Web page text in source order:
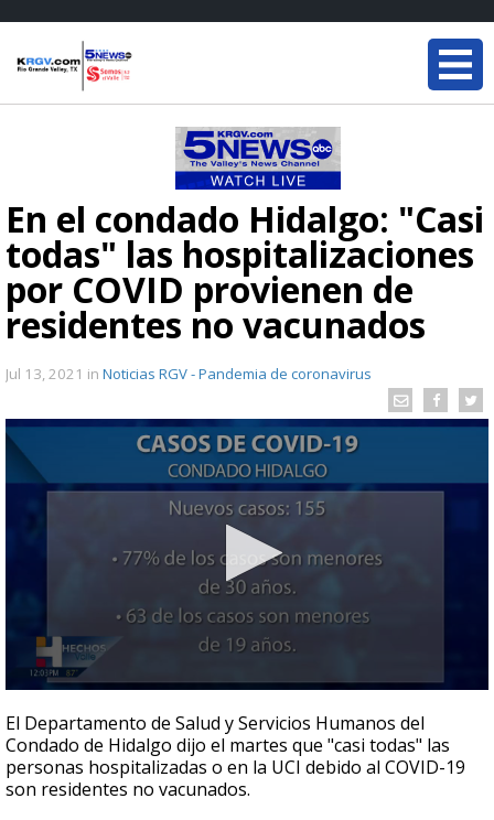
En el condado Hidalgo: "Casi
todas" las hospitalizaciones
por COVID provienen de
residentes no vacunados
Jul 13, 2021 in Noticias RGV - Pandemia de coronavirus
seconds
of
27
seconds
El Departamento de Salud y Servicios Humanos del
Condado de Hidalgo dijo el martes que "casi todas" las
personas hospitalizadas o en la UCI debido al COVID-19
son residentes no vacunados.